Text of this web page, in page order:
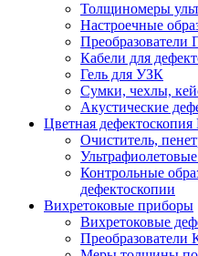
Толщиномеры
Настроечные
Кабели для
Гель для УЗК
Сумки, чехлы,
Акустические
Цветная
Очиститель,
Контрольные
дефектоскопии
Вихретоковые приборы
Вихретоковые
Преобразователи